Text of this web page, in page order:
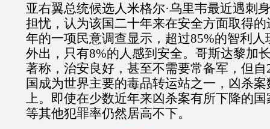
亚右翼总统候选人米格尔·乌里韦最近遇刺
担忧，认为该国二十年来在安全方面取得
年的一项民意调查显示，超过85%的智利人
外出，只有8%的人感到安全。哥斯达黎加
著称，治安良好，甚至不需要常备军，但自
国成为世界主要的毒品转运站之一，凶杀
上。即使在少数近年来凶杀案有所下降的
等其他犯罪率仍然居高不下。